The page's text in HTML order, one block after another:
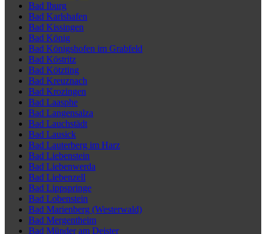
Bad Iburg
Bad Karlshafen
Bad Kissingen
Bad König
Bad Königshofen im Grabfeld
Bad Köstritz
Bad Kötzting
Bad Kreuznach
Bad Krozingen
Bad Laasphe
Bad Langensalza
Bad Lauchstädt
Bad Lausick
Bad Lauterberg im Harz
Bad Liebenstein
Bad Liebenwerda
Bad Liebenzell
Bad Lippspringe
Bad Lobenstein
Bad Marienberg (Westerwald)
Bad Mergentheim
Bad Münder am Deister